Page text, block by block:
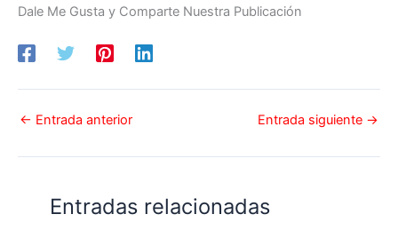
Dale Me Gusta y Comparte Nuestra Publicación
← Entrada anterior Entrada siguiente →
Entradas relacionadas